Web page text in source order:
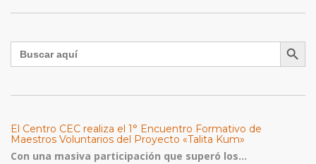
Buscar: Botón de
El Centro CEC realiza el 1° Encuentro Formativo de
Maestros Voluntarios del Proyecto «Talita Kum»
Con una masiva participación que superó los...